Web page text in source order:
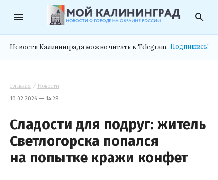
menu search
Новости Калининграда можно читать в Telegram. Подпишись!
Главная / Новости
10.02.2026 — 14:28
Сладости для подруг: житель
Светлогорска попался
на попытке кражи конфет